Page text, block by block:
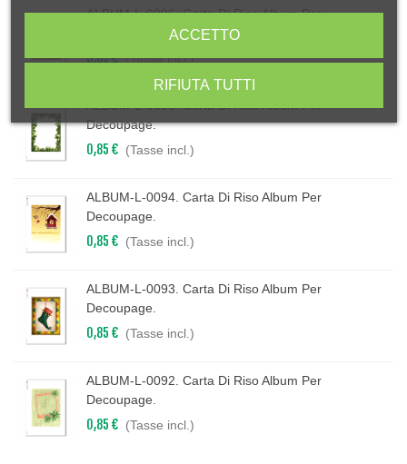
ALBUM-L-0096. Carta Di Riso Album Per
0,85 € (Tasse incl.)
ALBUM-L-0095. Carta Di Riso Album Per
Decoupage.
0,85 € (Tasse incl.)
ALBUM-L-0094. Carta Di Riso Album Per
Decoupage.
0,85 € (Tasse incl.)
ALBUM-L-0093. Carta Di Riso Album Per
Decoupage.
0,85 € (Tasse incl.)
ALBUM-L-0092. Carta Di Riso Album Per
Decoupage.
0,85 € (Tasse incl.)
RIFIUTA TUTTI
ACCETTO